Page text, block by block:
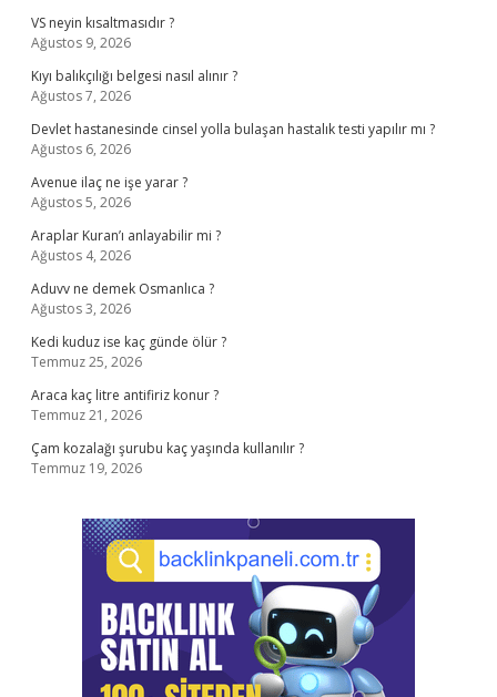
VS neyin kısaltmasıdır ?
Ağustos 9, 2026
Kıyı balıkçılığı belgesi nasıl alınır ?
Ağustos 7, 2026
Devlet hastanesinde cinsel yolla bulaşan hastalık testi yapılır mı ?
Ağustos 6, 2026
Avenue ilaç ne işe yarar ?
Ağustos 5, 2026
Araplar Kuran’ı anlayabilir mi ?
Ağustos 4, 2026
Aduvv ne demek Osmanlıca ?
Ağustos 3, 2026
Kedi kuduz ise kaç günde ölür ?
Temmuz 25, 2026
Araca kaç litre antifiriz konur ?
Temmuz 21, 2026
Çam kozalağı şurubu kaç yaşında kullanılır ?
Temmuz 19, 2026